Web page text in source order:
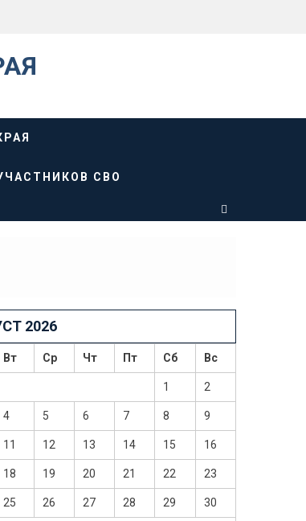
СВО
2026
Вт Ср Чт Пт Сб Вс
1 2
4 5 6 7 8 9
11 12 13 14 15 16
18 19 20 21 22 23
25 26 27 28 29 30